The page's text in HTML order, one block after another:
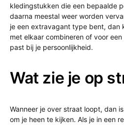
kledingstukken die een bepaalde
daarna meestal weer worden
je een extravagant type bent, dan
met elkaar combineren of voor
past bij je persoonlijkheid.
Wat zie je op
Wanneer je over straat loopt, dan
om je heen te kijken. Als je in een